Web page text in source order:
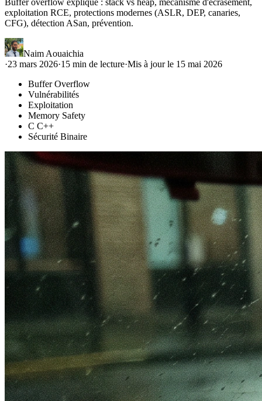
exploitation RCE, protections modernes (ASLR, DEP, canaries,
CFG), détection ASan, prévention.
Naim Aouaichia
·23 mars 2026·15 min de lecture·Mis à jour le 15 mai 2026
Buffer Overflow
Vulnérabilités
Exploitation
Memory Safety
C C++
Sécurité Binaire